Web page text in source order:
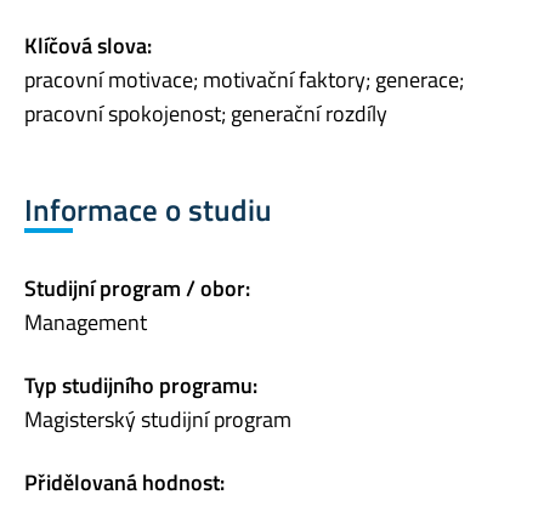
Klíčová slova:
pracovní motivace; motivační faktory; generace;
pracovní spokojenost; generační rozdíly
Informace o studiu
Studijní program / obor:
Management
Typ studijního programu:
Magisterský studijní program
Přidělovaná hodnost: